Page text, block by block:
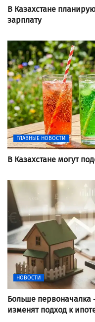
В Казахстане
зарплату
ГЛАВНЫЕ НОВОСТИ
В Казахстане могут
НОВОСТИ
Больше первоначалка
изменят подход к